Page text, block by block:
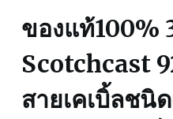
ของแท้100%
Scotchcast
สายเคเบิ้ลชนิ